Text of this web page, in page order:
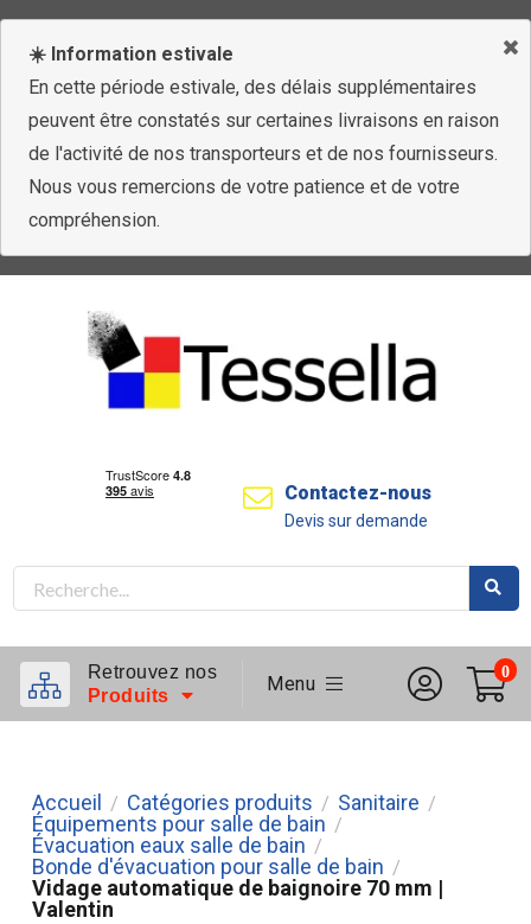
☀️ Information estivale
En cette période estivale, des délais supplémentaires
peuvent être constatés sur certaines livraisons en raison
de l'activité de nos transporteurs et de nos fournisseurs.
Nous vous remercions de votre patience et de votre
compréhension.
Contactez-nous
Devis sur demande
Retrouvez nos
Produits
Menu
0
Accueil / Catégories produits / Sanitaire /
Équipements pour salle de bain /
Évacuation eaux salle de bain /
Bonde d'évacuation pour salle de bain /
Vidage automatique de baignoire 70 mm |
Valentin